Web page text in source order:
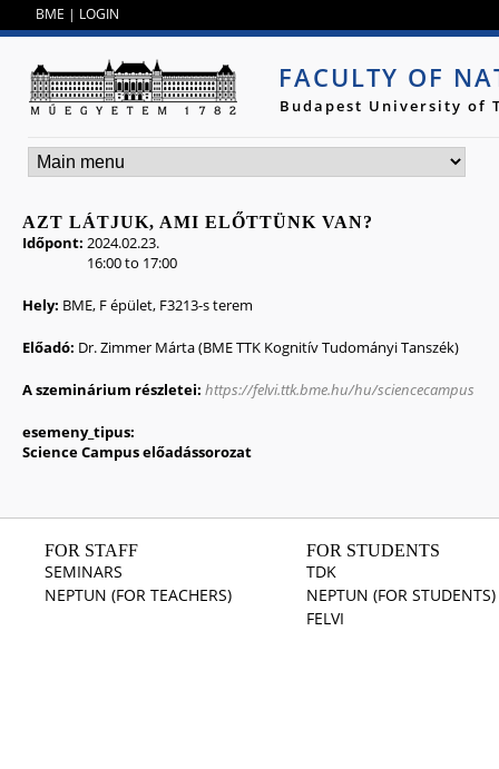
BME | LOGIN
FACULTY OF
Budapest University of
AZT LÁTJUK, AMI ELŐTTÜNK VAN?
Időpont: 2024.02.23.
16:00to 17:00
Hely: BME, F épület, F3213-s terem
Előadó: Dr. Zimmer Márta (BME TTK Kognitív Tudományi Tanszék)
A szeminárium részletei: https://felvi.ttk.bme.hu/hu/sciencecampus
esemeny_tipus:
Science Campus előadássorozat
FOR STAFF
SEMINARS
NEPTUN (FOR TEACHERS)
FOR STUDENTS
TDK
NEPTUN (FOR STUDENTS)
FELVI